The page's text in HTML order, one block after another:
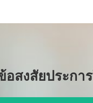
สงสัยประกา